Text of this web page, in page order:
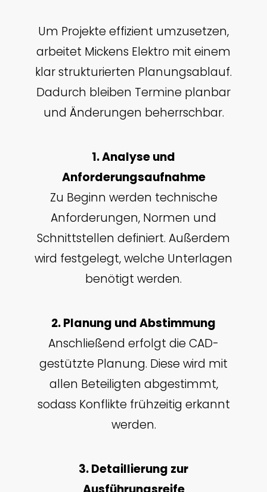
Um Projekte effizient umzusetzen,
arbeitet Mickens Elektro mit einem
klar strukturierten Planungsablauf.
Dadurch bleiben Termine planbar
und Änderungen beherrschbar.
1. Analyse und
Anforderungsaufnahme
Zu Beginn werden technische
Anforderungen, Normen und
Schnittstellen definiert. Außerdem
wird festgelegt, welche Unterlagen
benötigt werden.
2. Planung und Abstimmung
Anschließend erfolgt die CAD-
gestützte Planung. Diese wird mit
allen Beteiligten abgestimmt,
sodass Konflikte frühzeitig erkannt
werden.
3. Detaillierung zur